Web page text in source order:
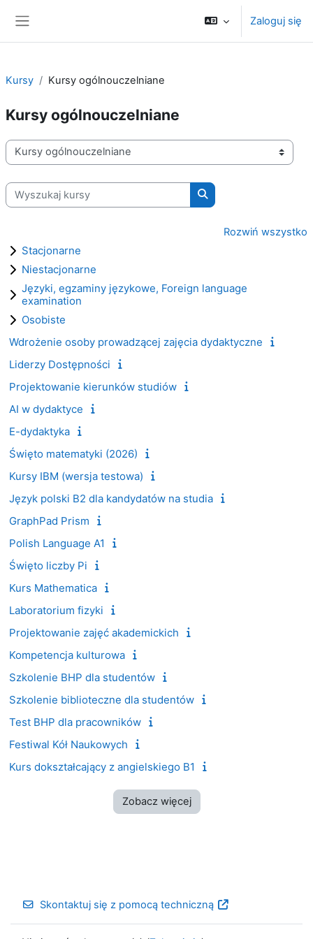
Zaloguj się
Kursy Kursy ogólnouczelniane
Kursy ogólnouczelniane
Kategorie kursów
Wyszukaj kursy
Wyszukaj kursy
Rozwiń wszystko
Stacjonarne
Niestacjonarne
Języki, egzaminy językowe, Foreign language
examination
Osobiste
Wdrożenie osoby prowadzącej zajęcia dydaktyczne
Liderzy Dostępności
Projektowanie kierunków studiów
AI w dydaktyce
E-dydaktyka
Święto matematyki (2026)
Kursy IBM (wersja testowa)
Język polski B2 dla kandydatów na studia
GraphPad Prism
Polish Language A1
Święto liczby Pi
Kurs Mathematica
Laboratorium fizyki
Projektowanie zajęć akademickich
Kompetencja kulturowa
Szkolenie BHP dla studentów
Szkolenie biblioteczne dla studentów
Test BHP dla pracowników
Festiwal Kół Naukowych
Kurs dokształcający z angielskiego B1
Zobacz więcej
Skontaktuj się z pomocą techniczną